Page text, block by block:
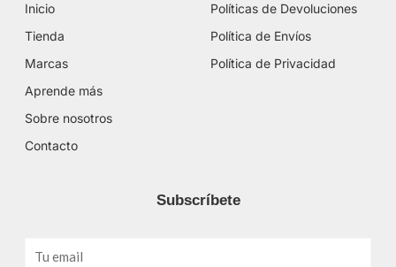
Inicio
Tienda
Marcas
Aprende más
Sobre nosotros
Contacto
Políticas de Devoluciones
Política de Envíos
Política de Privacidad
Subscríbete